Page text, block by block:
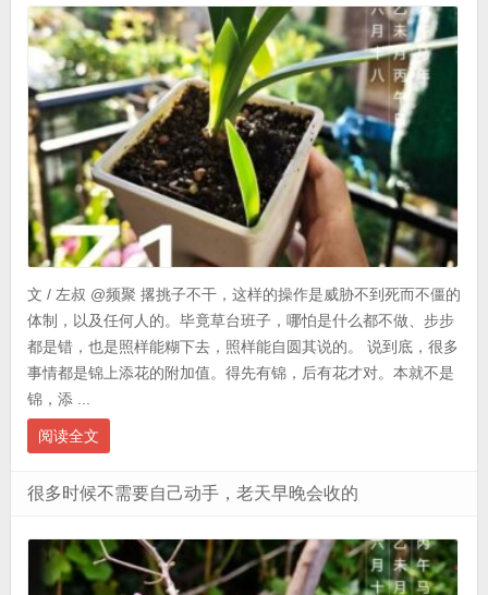
文 / 左叔 @频聚 撂挑子不干，这样的操作是威胁不到死而不僵的
体制，以及任何人的。毕竟草台班子，哪怕是什么都不做、步步
都是错，也是照样能糊下去，照样能自圆其说的。 说到底，很多
事情都是锦上添花的附加值。得先有锦，后有花才对。本就不是
锦，添 ...
阅读全文
很多时候不需要自己动手，老天早晚会收的